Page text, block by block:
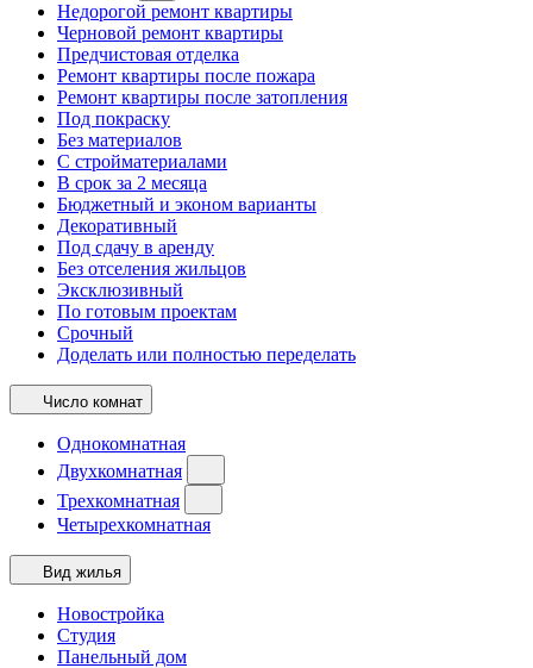
Недорогой ремонт квартиры
Черновой ремонт квартиры
Предчистовая отделка
Ремонт квартиры после пожара
Ремонт квартиры после затопления
Под покраску
Без материалов
С стройматериалами
В срок за 2 месяца
Бюджетный и эконом варианты
Декоративный
Под сдачу в аренду
Без отселения жильцов
Эксклюзивный
По готовым проектам
Срочный
Доделать или полностью переделать
Число комнат
Однокомнатная
Двухкомнатная
Трехкомнатная
Четырехкомнатная
Вид жилья
Новостройка
Студия
Панельный дом